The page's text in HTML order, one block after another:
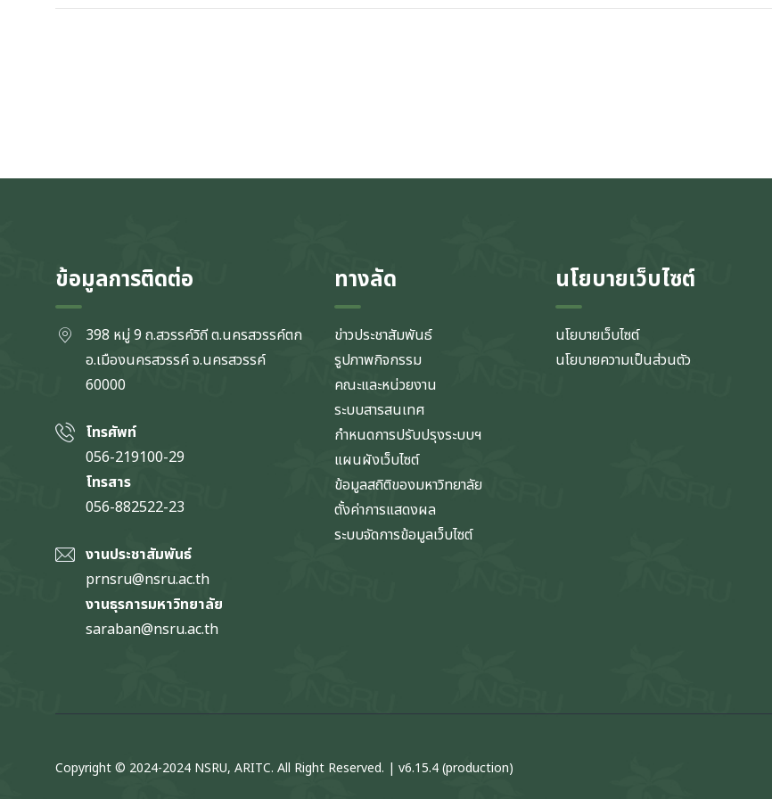
ข้อมูลการติดต่อ
398 หมู่ 9 ถ.สวรรค์วิถี ต.นครสวรรค์ตก
อ.เมืองนครสวรรค์ จ.นครสวรรค์
60000
โทรศัพท์
056-219100-29
โทรสาร
056-882522-23
งานประชาสัมพันธ์
prnsru@nsru.ac.th
งานธุรการมหาวิทยาลัย
saraban@nsru.ac.th
ทางลัด
ข่าวประชาสัมพันธ์
รูปภาพกิจกรรม
คณะและหน่วยงาน
ระบบสารสนเทศ
กำหนดการปรับปรุงระบบฯ
แผนผังเว็บไซต์
ข้อมูลสถิติของมหาวิทยาลัย
ตั้งค่าการแสดงผล
ระบบจัดการข้อมูลเว็บไซต์
นโยบายเว็บไซต์
นโยบายเว็บไซต์
นโยบายความเป็นส่วนตัว
Copyright © 2024-2024 NSRU, ARITC. All Right Reserved. | v6.15.4 (production)